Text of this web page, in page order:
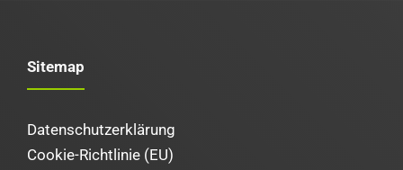
Sitemap
Datenschutzerklärung
Cookie-Richtlinie (EU)